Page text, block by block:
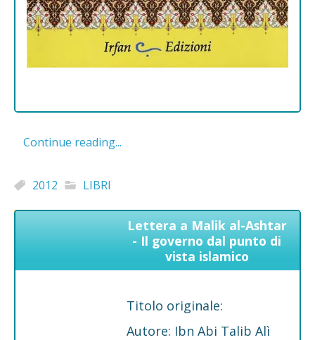
Continue reading...
2012 LIBRI
Lettera a Malik al-Ashtar
- Il governo dal punto di
vista islamico
Titolo originale:
Autore: Ibn Abi Talib Alì